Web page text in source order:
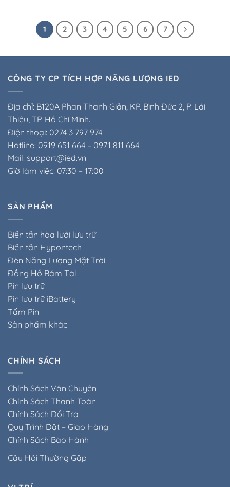
1 2 3 4 5 6 7
CÔNG TY CP TÍCH HỢP NĂNG LƯỢNG IED
Địa chỉ: B120A Phan Thanh Giản, KP. Bình Đức 2, P. Lái
Thiêu, TP. Hồ Chí Minh.
Điện thoại: 0274 3 797 974
Hotline: 0919 651 664 – 0971 811 664
Mail: support@ied.vn
Giờ làm việc: 07:30 – 17:00
SẢN PHẨM
Biến tần hòa lưới lưu trữ
Biến tần Hypontech
Đèn Năng Lượng Mặt Trời
Đồng Hồ Bám Tải
Pin lưu trữ
Pin lưu trữ iBattery
Tấm Pin
Sản phẩm khác
CHÍNH SÁCH
Chính Sách Vận Chuyển
Chính Sách Thanh Toán
Chính Sách Đổi Trả
Quy Trình Đặt – Giao Hàng
Chính Sách Bảo Hành
Câu Hỏi Thường Gặp